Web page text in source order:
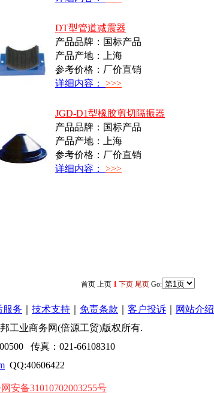
DT型管道减震器
产品品牌：国标产品
产品产地：上海
参考价格：厂价直销
详细内容： >>>
JGD-D1型橡胶剪切隔振器
产品品牌：国标产品
产品产地：上海
参考价格：厂价直销
详细内容： >>>
首页 上页 1 下页 尾页 Go:
服务 技术支持 免责条款 客户投诉 网站介绍
工业商务网(倍源工贸)版权所有.
传真：021-66108310
QQ:40606422
安备31010702003255号